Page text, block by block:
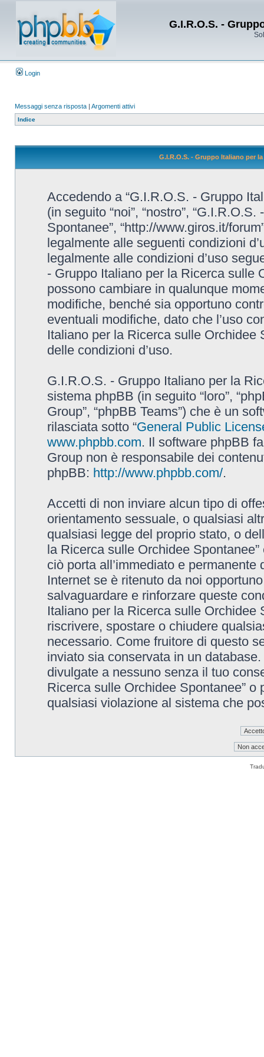
G.I.R.O.S. -
Login
Messaggi senza risposta | Argomenti attivi
Indice
G.I.R.O.S. - Gruppo Italiano per
Accedendo a “G.I.R.O.S. - Gruppo
(in seguito “noi”, “nostro”,
Spontanee”, “http://www.giros.it/
legalmente alle seguenti condizioni
legalmente alle condizioni d’uso
- Gruppo Italiano per la Ricerca sulle
possono cambiare in qualunque
modifiche, benché sia opportuno
eventuali modifiche, dato che l’uso
Italiano per la Ricerca sulle Orchidee
delle condizioni d’uso.
G.I.R.O.S. - Gruppo Italiano per la
sistema phpBB (in seguito “loro”,
Group”, “phpBB Teams”) che è un
rilasciata sotto “General Public
www.phpbb.com. Il software phpBB
Group non è responsabile dei
phpBB: http://www.phpbb.com/.
Accetti di non inviare alcun tipo di
orientamento sessuale, o qualsiasi
qualsiasi legge del proprio stato, o
la Ricerca sulle Orchidee
ciò porta all’immediato e
Internet se è ritenuto da noi
salvaguardare e rinforzare queste
Italiano per la Ricerca sulle Orchidee
riscrivere, spostare o chiudere
necessario. Come fruitore di questo
inviato sia conservata in un
divulgate a nessuno senza il tuo
Ricerca sulle Orchidee Spontanee”
qualsiasi violazione al sistema che